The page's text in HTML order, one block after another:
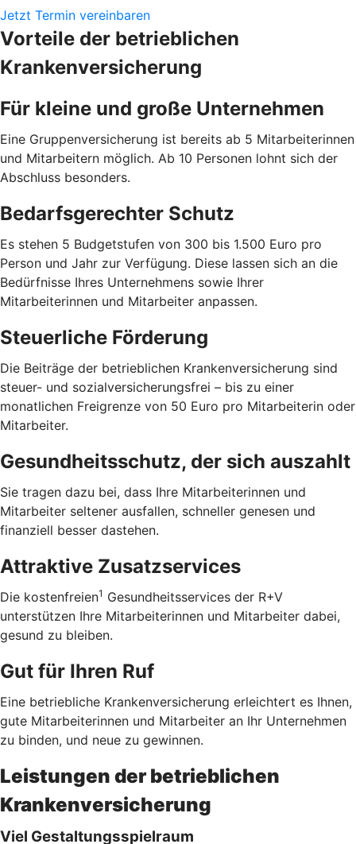
Jetzt Termin vereinbaren
Vorteile der betrieblichen
Krankenversicherung
Für kleine und große Unternehmen
Eine Gruppenversicherung ist bereits ab 5 Mitarbeiterinnen
und Mitarbeitern möglich. Ab 10 Personen lohnt sich der
Abschluss besonders.
Bedarfsgerechter Schutz
Es stehen 5 Budgetstufen von 300 bis 1.500 Euro pro
Person und Jahr zur Verfügung. Diese lassen sich an die
Bedürfnisse Ihres Unternehmens sowie Ihrer
Mitarbeiterinnen und Mitarbeiter anpassen.
Steuerliche Förderung
Die Beiträge der betrieblichen Krankenversicherung sind
steuer- und sozialversicherungsfrei – bis zu einer
monatlichen Freigrenze von 50 Euro pro Mitarbeiterin oder
Mitarbeiter.
Gesundheitsschutz, der sich auszahlt
Sie tragen dazu bei, dass Ihre Mitarbeiterinnen und
Mitarbeiter seltener ausfallen, schneller genesen und
finanziell besser dastehen.
Attraktive Zusatzservices
Die kostenfreien1 Gesundheitsservices der R+V
unterstützen Ihre Mitarbeiterinnen und Mitarbeiter dabei,
gesund zu bleiben.
Gut für Ihren Ruf
Eine betriebliche Krankenversicherung erleichtert es Ihnen,
gute Mitarbeiterinnen und Mitarbeiter an Ihr Unternehmen
zu binden, und neue zu gewinnen.
Leistungen der betrieblichen
Krankenversicherung
Viel Gestaltungsspielraum